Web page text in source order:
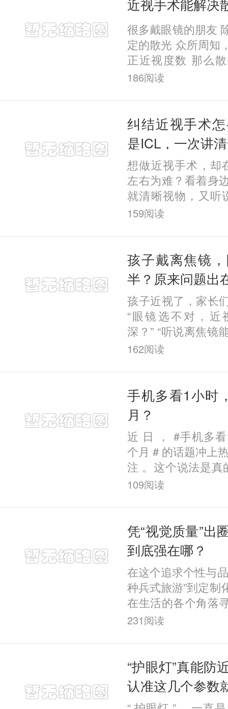
很多戴眼镜的朋友
定的散光 众所周知
正近视度数 那么
吗？ 近视和低于
手术
186阅读
纠结近视手术
是ICL，一次讲
想做近视手术，却
左右为难？看着身
就清晰视物，又听
妥，到底该怎么选
哪种
159阅读
孩子戴离焦镜
半？原来问题出
孩子近视了，家长
“眼镜选不对，近
深？” “听说离焦镜
用吗？” “为什么别
162阅读
手机多看1小时
月？
近 日 ， #手机多
个月 # 的话题冲上
注 。这个说法是真
学依据？ 今天，
开手
109阅读
凭“视觉质量”出
到底强在哪？
在这个追求个性与
种兵式旅游”到定制
在生活的各个角落
独特体验。而在屈
231阅读
“护眼灯”真能防
认准这几个参数